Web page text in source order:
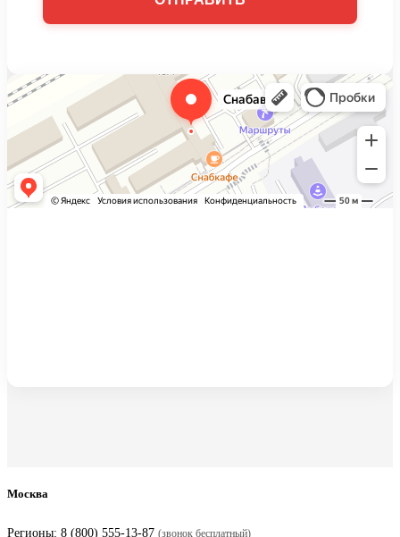
Москва
Регионы: 8 (800) 555-13-87 (звонок бесплатный)